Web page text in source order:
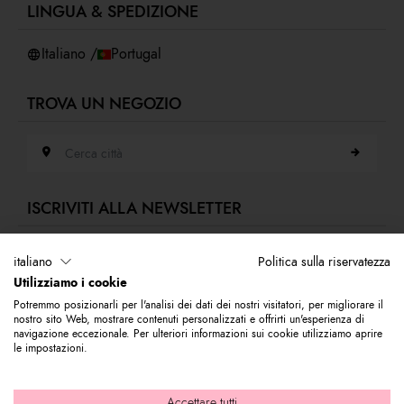
Accessibilità
LINGUA & SPEDIZIONE
Italiano / Portugal
TROVA UN NEGOZIO
Cerca città
ISCRIVITI ALLA NEWSLETTER
Iscriviti alla nostra newsletter per rimanere sempre aggiornato sulle novità
del mondo Braccialini. Subito per te 10% di sconto da utilizzare sul tuo
primo acquisto.
italiano Politica sulla riservatezza
Utilizziamo i cookie
Potremmo posizionarli per l'analisi dei dati dei nostri visitatori, per migliorare il
nostro sito Web, mostrare contenuti personalizzati e offrirti un'esperienza di
navigazione eccezionale. Per ulteriori informazioni sui cookie utilizziamo aprire
le impostazioni.